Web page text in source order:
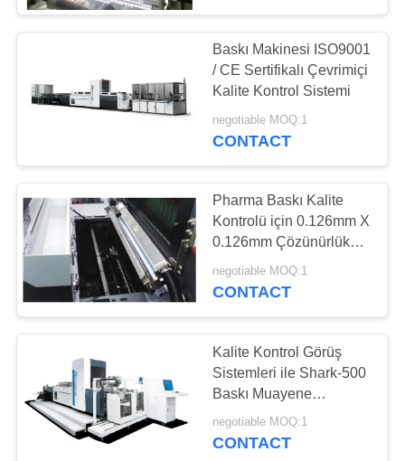
BIZIMLE
GEÇIN
BIR
TEKLIF
ISTEĞI
SITE
HARITASI
PRIVACY
POLICY
Karton Muayene
Makinesi
Ambalaj Kontrol
Ekipmanları
Baskı Makinesi ISO9001
/ CE Sertifikalı Çevrimiçi
Kalite Kontrol Sistemi
negotiable MOQ:1
CONTACT
Pharma Baskı Kalite
Kontrolü için 0.126mm X
0.126mm Çözünürlük
Makinesi Görüş
Muayene Sistemleri
negotiable MOQ:1
CONTACT
Kalite Kontrol Görüş
Sistemleri ile Shark-500
Baskı Muayene
Makinesi
negotiable MOQ:1
CONTACT